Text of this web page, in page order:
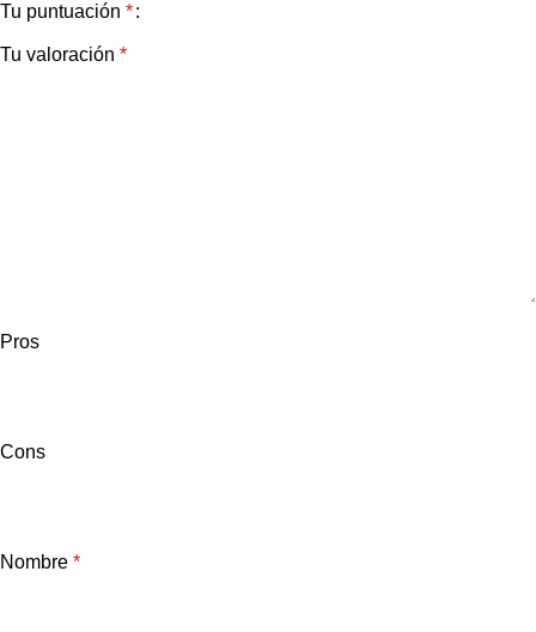
Tu puntuación *
Tu valoración *
Pros
Cons
Nombre *